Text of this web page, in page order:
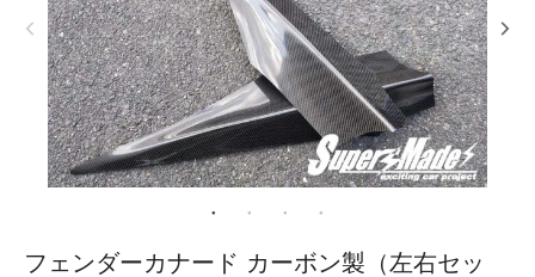
フェンダーカナード カーボン製（左右セッ